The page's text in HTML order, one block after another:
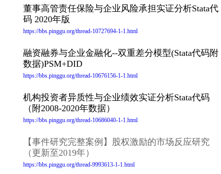
董事高管责任保险与企业风险承担实证分析Stata代
码 2020年版
https://bbs.pinggu.org/thread-10727694-1-1.html
融资融券与企业金融化--双重差分模型(Stata代码附
数据)PSM+DID
https://bbs.pinggu.org/thread-10676156-1-1.html
机构投资者异质性与企业绩效实证分析Stata代码
（附2008-2020年数据）
https://bbs.pinggu.org/thread-10686040-1-1.html
【事件研究完整案例】股权激励的市场反应研究
（更新至2019年）
https://bbs.pinggu.org/thread-9993613-1-1.html